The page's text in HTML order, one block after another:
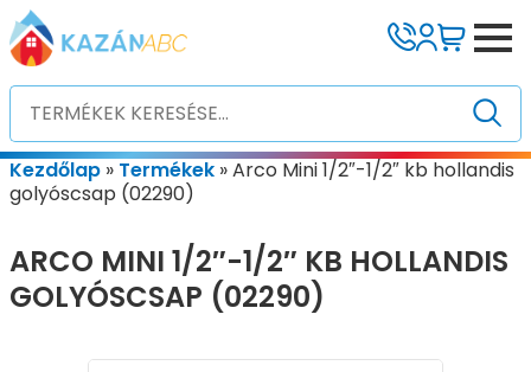
Kezdőlap » Termékek »Arco Mini 1/2″-1/2″ kb hollandis
golyóscsap (02290)
ARCO MINI 1/2″-1/2″ KB HOLLANDIS
GOLYÓSCSAP (02290)